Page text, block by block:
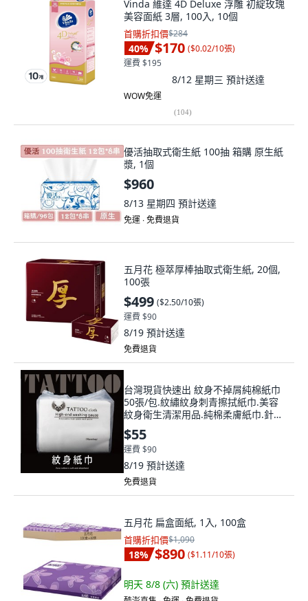
Vinda 維達 4D Deluxe 浮雕 初綻玫瑰
美容面紙 3層, 100入, 10個
首購折扣價$284
40% $170 ($0.02/10張)
運費 $195
8/12 星期三 預計送達
WOW免運
(104)
優活抽取式衛生紙 100抽 箱購 原生紙
漿, 1個
$960
8/13 星期四 預計送達
免運 ∙ 免費退貨
五月花 極萃厚棒抽取式衛生紙, 20個,
100張
$499 ($2.50/10張)
運費 $90
8/19 預計送達
免費退貨
台灣現貨快速出 紋身不掉屑純棉紙巾
50張/包.紋繡紋身刺青擦拭紙巾.美容
紋身衛生清潔用品.純棉柔膚紙巾.針不
卡紙屑紙巾, 1個, 50張 / 包, 50張 / 包
$55
運費 $90
8/19 預計送達
免費退貨
五月花 扁盒面紙, 1入, 100盒
首購折扣價$1,090
18% $890 ($1.11/10張)
明天 8/8 (六) 預計送達